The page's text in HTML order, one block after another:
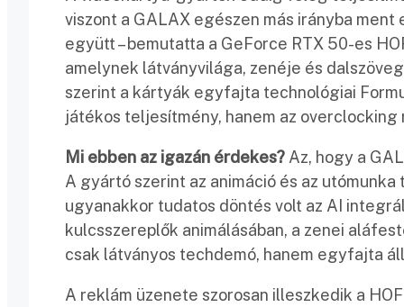
viszont a GALAX egészen más irányba
együtt – bemutatta a GeForce RTX 50-es
amelynek látványvilága, zenéje és
szerint a kártyák egyfajta technológiai
játékos teljesítmény, hanem az
Mi ebben az igazán érdekes? Az, hogy a
A gyártó szerint az animáció és az
ugyanakkor tudatos döntés volt az AI
kulcsszereplők animálásában, a zenei
csak látványos techdemó, hanem egyfajta
A reklám üzenete szorosan illeszkedik a